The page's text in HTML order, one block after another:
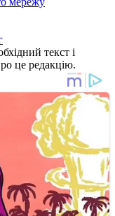
текст і
це редакцію.